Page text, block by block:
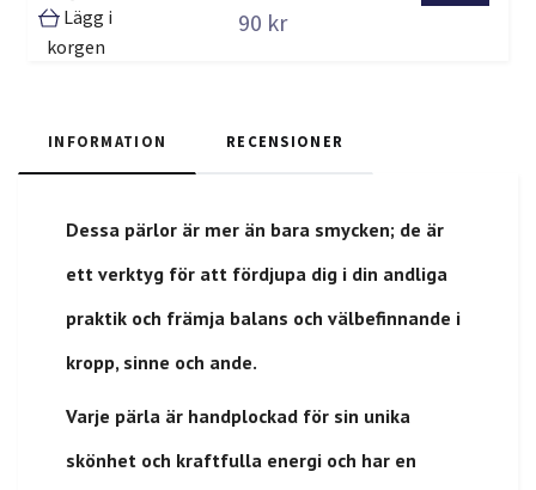
Lägg i
korgen
90 kr
INFORMATION RECENSIONER
Dessa pärlor är mer än bara smycken; de är
ett verktyg för att fördjupa dig i din andliga
praktik och främja balans och välbefinnande i
kropp, sinne och ande.
Varje pärla är handplockad för sin unika
skönhet och kraftfulla energi och har en